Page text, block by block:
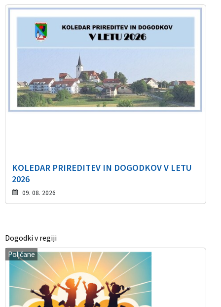
KOLEDAR PRIREDITEV IN DOGODKOV V LETU
2026
09. 08. 2026
Dogodki v regiji
Poljčane